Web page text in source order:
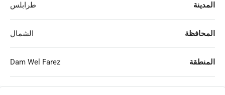
المدينة طرابلس
المحافظة الشمال
المنطقة Dam Wel Farez